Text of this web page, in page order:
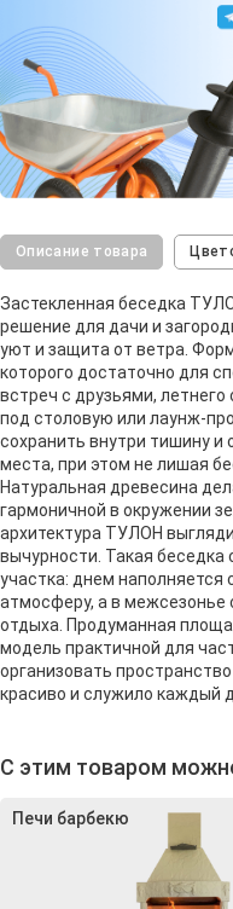
Описание товара
Застекленная беседка
решение для дачи и
уют и защита от ветра.
которого достаточно для
встреч с друзьями,
под столовую или лаунж-
сохранить внутри тишину и
места, при этом не лишая
Натуральная древесина
гармоничной в окружении
архитектура ТУЛОН
вычурности. Такая
участка: днем
атмосферу, а в межсезонье
отдыха. Продуманная
модель практичной для
организовать
красиво и служило каждый
С этим товаром
Печи барбекю